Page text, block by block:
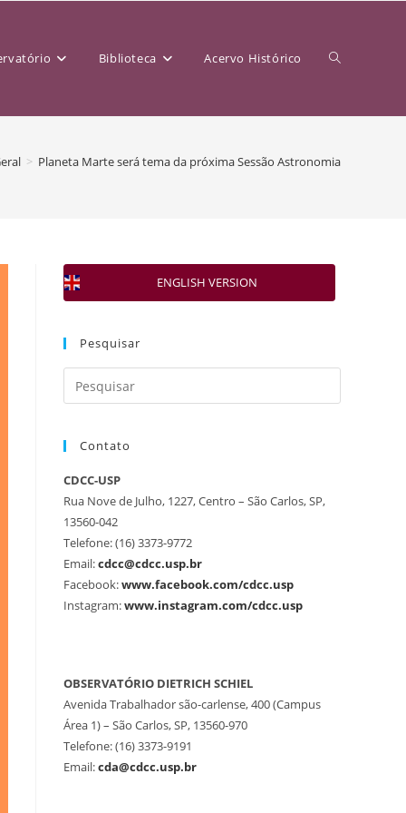
Biblioteca Acervo Histórico
> Planeta Marte será tema da próxima Sessão Astronomia
ENGLISH VERSION
Pesquisar
Contato
CDCC-USP
Rua Nove de Julho, 1227, Centro – São Carlos, SP,
13560-042
Telefone: (16) 3373-9772
Email:cdcc@cdcc.usp.br
Facebook:www.facebook.com/cdcc.usp
Instagram:www.instagram.com/cdcc.usp
OBSERVATÓRIO DIETRICH SCHIEL
Avenida Trabalhador são-carlense, 400 (Campus
Área 1) – São Carlos, SP, 13560-970
Telefone: (16) 3373-9191
Email:cda@cdcc.usp.br